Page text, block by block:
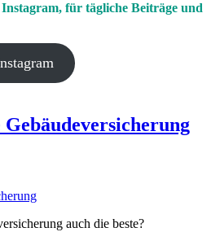
für tägliche Beiträge und
auch die beste?